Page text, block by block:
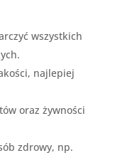
wszystkich
najlepiej
oraz żywności
zdrowy, np.